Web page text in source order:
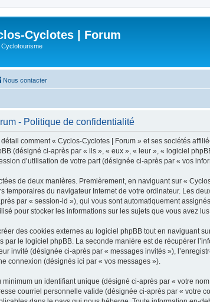
Cyclotes | Forum
Cyclotourisme
Nous contacter
- Politique de confidentialité
comment « Cyclos-Cyclotes | Forum » et ses sociétés
(désigné ci-après par « ils », « eux », « leur », « logiciel
d’utilisation de votre part (désignée ci-après par « vos
de deux manières. Premièrement, en naviguant sur «
temporaires du navigateur Internet de votre ordinateur. Les
par « session-id »), qui vous sont automatiquement
pour stocker les informations sur les sujets que vous avez
des cookies externes au logiciel phpBB tout en naviguant
par le logiciel phpBB. La seconde manière est de récupérer
invité (désignée ci-après par « messages invités »),
connexion (désignés ici par « vos messages »).
minimum un identifiant unique (désigné ci-après par « votre
courriel personnelle valide (désignée ci-après par « votre